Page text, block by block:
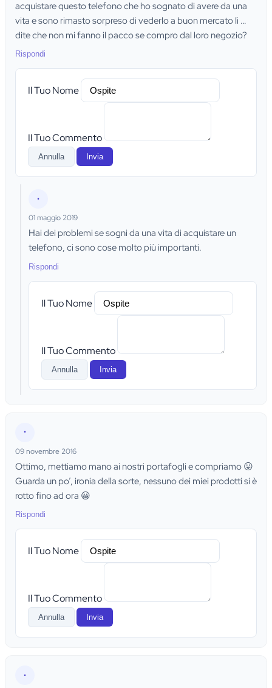
acquistare questo telefono che ho sognato di avere da una
vita e sono rimasto sorpreso di vederlo a buon mercato lì …
dite che non mi fanno il pacco se compro dal loro negozio?
Rispondi
Il Tuo Nome
Il Tuo Commento
Annulla Invia
•
01 maggio 2019
Hai dei problemi se sogni da una vita di acquistare un
telefono, ci sono cose molto più importanti.
Rispondi
Il Tuo Nome
Il Tuo Commento
Annulla Invia
•
09 novembre 2016
Ottimo, mettiamo mano ai nostri portafogli e compriamo 😛
Guarda un po’, ironia della sorte, nessuno dei miei prodotti si è
rotto fino ad ora 😀
Rispondi
Il Tuo Nome
Il Tuo Commento
Annulla Invia
•